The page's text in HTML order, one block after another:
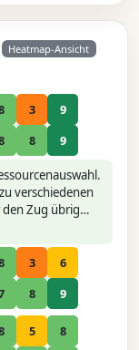
Heatmap-Ansicht
3
9
8 9
verschiedenen
Zug übrig
der
3
6
8 9
5
8